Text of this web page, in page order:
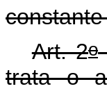
Art. 2o
trata o